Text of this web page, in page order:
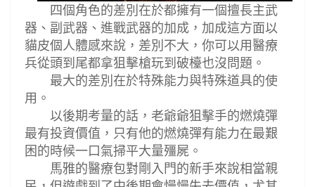
四個角色的差別在於都擁有一個擅長主武
器 、副武器、進戰武器的加成，加成這方面以
貓皮個人體感來說，差別不大，你可以用醫療
兵從頭到尾都拿狙擊槍玩到破檯也沒問題。
最大的差別在於特殊能力與特殊道具的使
用。
以後期考量的話，老爺爺狙擊手的燃燒彈
最有投資價值，只有他的燃燒彈有能力在最艱
困的時候一口氣掃平大量殭屍。
馬雅的醫療包對剛入門的新手來說相當親